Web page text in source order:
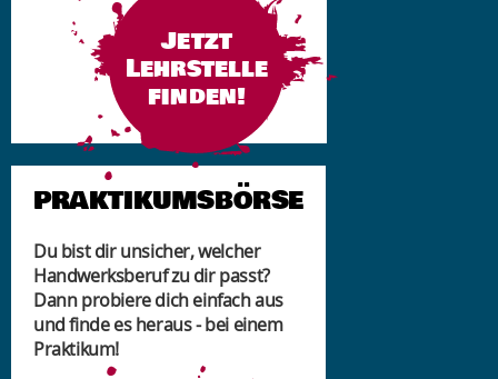
Jetzt
Lehrstelle
finden!
PRAKTIKUMSBÖRSE
Du bist dir unsicher, welcher
Handwerksberuf zu dir passt?
Dann probiere dich einfach aus
und finde es heraus - bei einem
Praktikum!